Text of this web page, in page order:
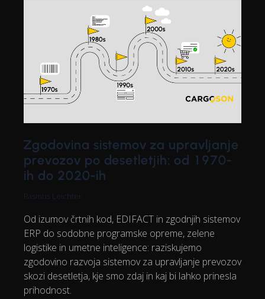
Zgodovina sistemov za upravljanje
prevozov po desetletjih: od 1970-
ih do 2020-ih
Rasmus Leichter
Od izumov črtnih kod, EDIFACT in zgodnjih sistemov
ERP do sodobne programske opreme, zelene
logistike in umetne inteligence: raziskujemo
zgodovino razvoja sistemov za upravljanje prevozov
skozi desetletja, kje smo zdaj in kaj bi lahko prinesla
prihodnost.